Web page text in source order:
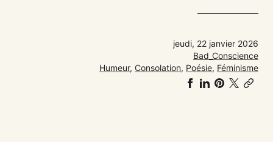
jeudi, 22 janvier 2026
Bad_Conscience
Humeur, Consolation, Poésie, Féminisme
Partager
Partager
Partager
Share